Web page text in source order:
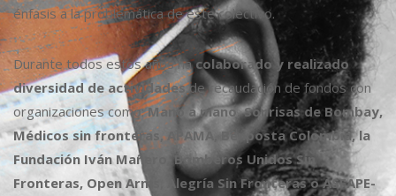
énfasis a la problemática de este colectivo.
Durante todos estos años hacolaborado y realizado
diversidad de actividadesde recaudación de fondos con
organizaciones como:Mano a mano, Sonrisas de Bombay,
Médicos sin fronteras, APAMA, Benposta Colombia, la
Fundación Iván Mañero, Bomberos Unidos Sin
Fronteras, Open Arms, Alegría Sin Fronteras o ASFAPE-